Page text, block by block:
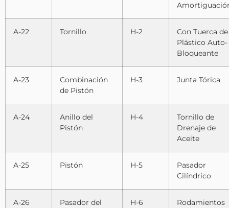
A-22 Tornillo H-2
Con Tuerca de
Plástico Auto-
Bloqueante
A-23
Combinación
de Pistón
H-3 Junta Tórica
A-24
Anillo del
Pistón
H-4
Tornillo de
Drenaje de
Aceite
A-25 Pistón H-5
Pasador
Cilíndrico
A-26
Pasador del
H-6
Rodamientos